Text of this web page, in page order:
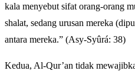
kala menyebut sifat orang-orang
shalat, sedang urusan mereka
antara mereka.” (Asy-Syûrá: 38)
Kedua, Al-Qur’an tidak